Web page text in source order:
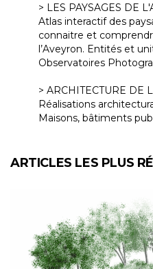
> LES PAYSAGES DE
Atlas interactif des
connaitre et
l’Aveyron. Entités et
Observatoires
> ARCHITECTURE DE
Réalisations
Maisons, bâtiments
ARTICLES LES PLUS